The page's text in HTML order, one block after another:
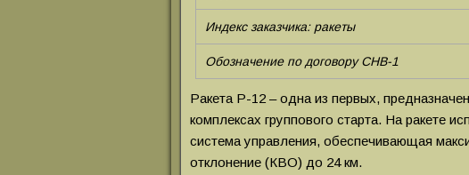
Индекс заказчика: ракеты
Обозначение по договору СНВ-1
Ракета Р-12 – одна из первых,
комплексах группового старта. На ракете
система управления, обеспечивающая
отклонение (КВО) до 24 км.